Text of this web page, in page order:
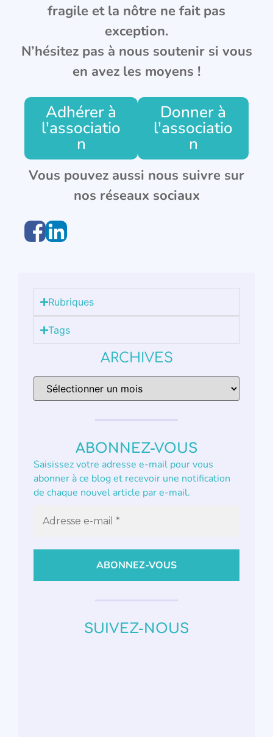
fragile et la nôtre ne fait pas
exception.
N’hésitez pas à nous soutenir si vous
en avez les moyens !
Adhérer à
l'associatio
n
Donner à
l'associatio
n
Vous pouvez aussi nous suivre sur
nos réseaux sociaux
Rubriques
Tags
ARCHIVES
ABONNEZ-VOUS
Saisissez votre adresse e-mail pour vous
abonner à ce blog et recevoir une notification
de chaque nouvel article par e-mail.
SUIVEZ-NOUS